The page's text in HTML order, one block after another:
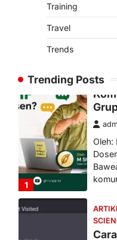
Training
Travel
Trends
Trending Posts
2
in.